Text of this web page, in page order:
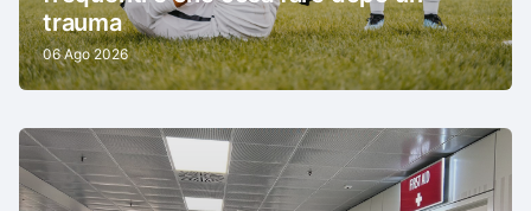
trauma
06 Ago 2026